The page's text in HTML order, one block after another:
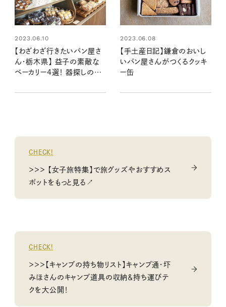
2023.06.10
【わざわざ行きたいパン屋さ
ん・栃木県】 益子の素敵な
ベーカリー4選！ 器探しの途
店
2023.06.08
【手土産日記】鎌倉のおいし
いパン屋さんがつくるクッキ
ー缶
CHECK!
＞＞＞ 【女子旅特集】で旅グッズやおすすめス
ポットをもっと見る↗
CHECK!
＞＞＞【キャンプの持ち物リスト】キャンプ通・圷
みほさんのキャンプ道具の収納＆持ち運びテ
クを大公開！